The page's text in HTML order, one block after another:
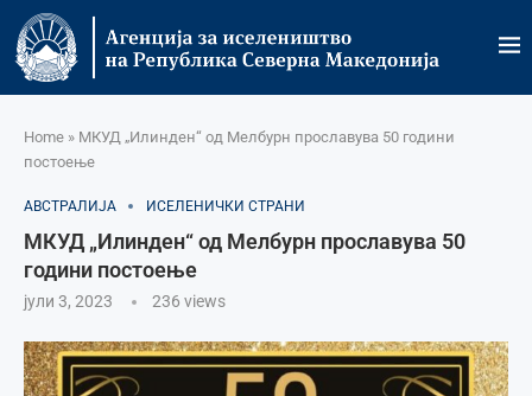
Home » МКУД „Илинден“ од Мелбурн прославува 50 години
постоење
АВСТРАЛИЈА ИСЕЛЕНИЧКИ СТРАНИ
МКУД „Илинден“ од Мелбурн прославува 50
години постоење
јули 3, 2023 236 views